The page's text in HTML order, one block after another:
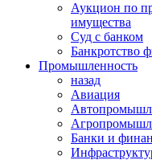
Аукцион по
имущества
Суд с банком
Банкротство
Промышленность
назад
Авиация
Банки и